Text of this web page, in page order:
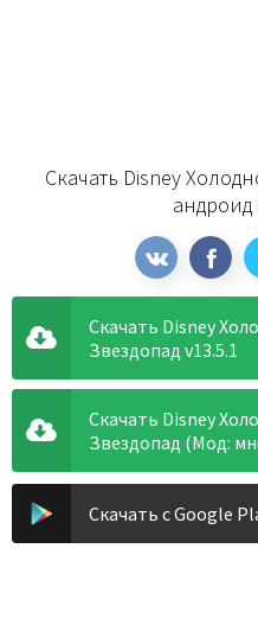
Скачать Disney
андроид
Скачать Disney
Звездопад v13.5.1
Скачать Disney
Звездопад (Мод:
Скачать с Google